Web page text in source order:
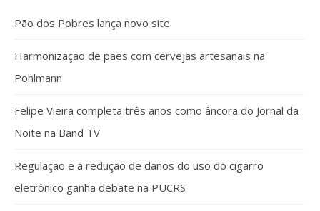
Pão dos Pobres lança novo site
Harmonização de pães com cervejas artesanais na
Pohlmann
Felipe Vieira completa três anos como âncora do Jornal da
Noite na Band TV
Regulação e a redução de danos do uso do cigarro
eletrônico ganha debate na PUCRS